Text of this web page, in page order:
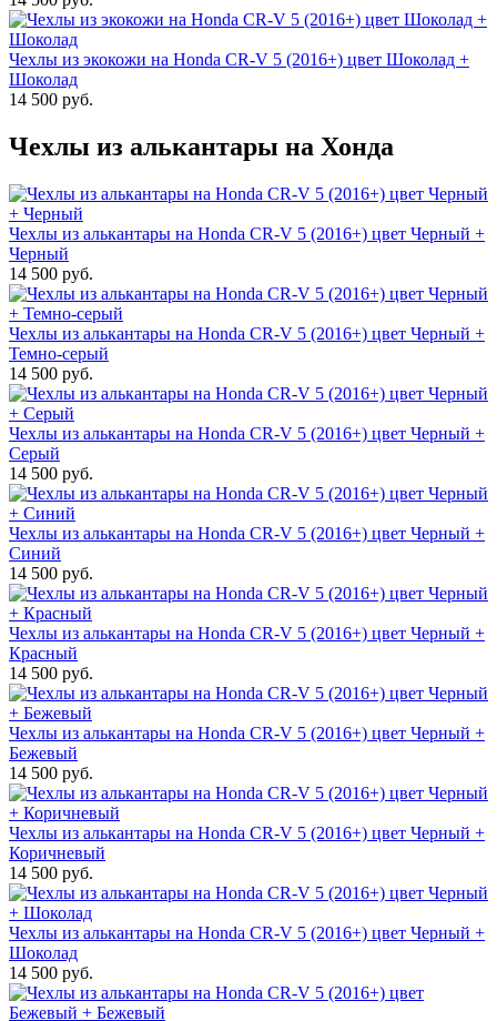
Чехлы из экокожи на Honda CR-V 5 (2016+) цвет Шоколад +
Шоколад
14 500 руб.
Чехлы из алькантары на Хонда
Чехлы из алькантары на Honda CR-V 5 (2016+) цвет Черный +
Черный
14 500 руб.
Чехлы из алькантары на Honda CR-V 5 (2016+) цвет Черный +
Темно-серый
14 500 руб.
Чехлы из алькантары на Honda CR-V 5 (2016+) цвет Черный +
Серый
14 500 руб.
Чехлы из алькантары на Honda CR-V 5 (2016+) цвет Черный +
Синий
14 500 руб.
Чехлы из алькантары на Honda CR-V 5 (2016+) цвет Черный +
Красный
14 500 руб.
Чехлы из алькантары на Honda CR-V 5 (2016+) цвет Черный +
Бежевый
14 500 руб.
Чехлы из алькантары на Honda CR-V 5 (2016+) цвет Черный +
Коричневый
14 500 руб.
Чехлы из алькантары на Honda CR-V 5 (2016+) цвет Черный +
Шоколад
14 500 руб.